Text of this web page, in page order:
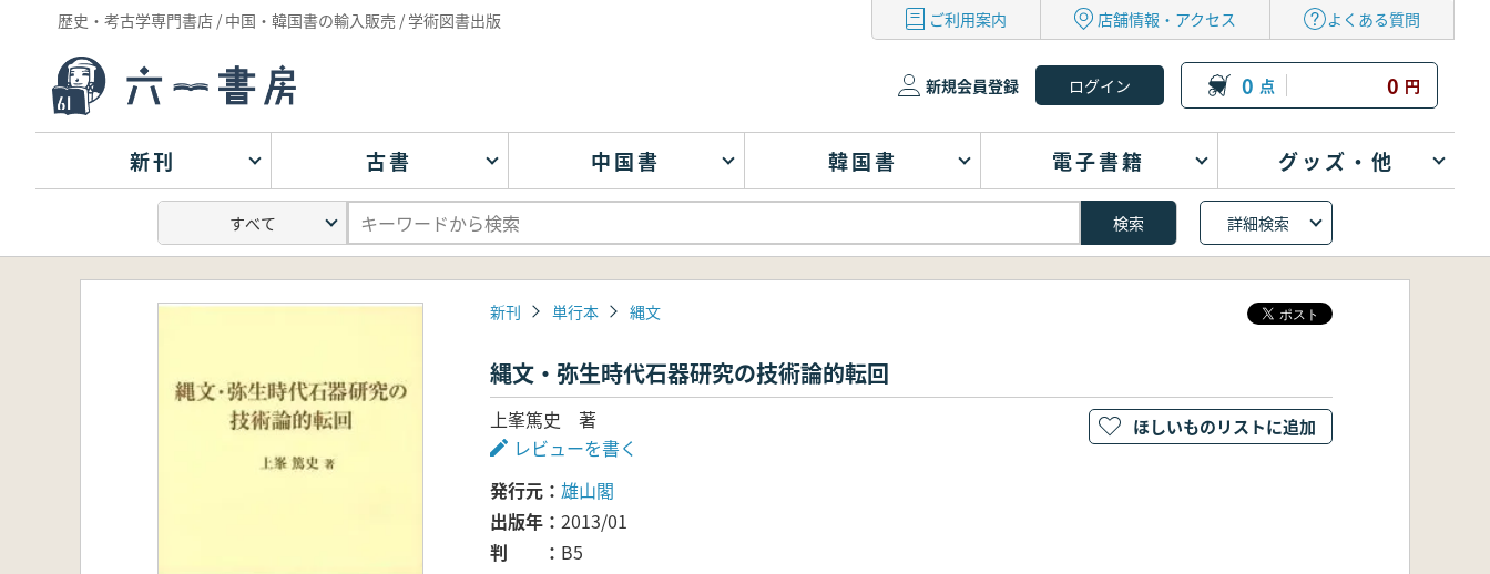
歴史・考古学専門書店 / 中国・韓国書の輸入販売 / 学術図書出版 ご利用案内 店舗情報・アクセス よくある質問
新規会員登録 0 点 0 円
新刊 古書 中国書 韓国書 電子書籍 グッズ・他
詳細検索
新刊 単行本 縄文
縄文・弥生時代石器研究の技術論的転回
上峯篤史 著
レビューを書く
発行元
雄山閣
出版年
2013/01
判
B5
ほしいものリストに追加